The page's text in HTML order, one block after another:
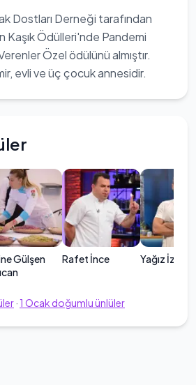
Dostları Derneği tarafından
Kaşık Ödülleri'nde Pandemi
Özel ödülünü almıştır.
evli ve üç çocuk annesidir.
Gülşen
Rafet İnce Yağız İzgül
· 1 Ocak doğumlu ünlüler